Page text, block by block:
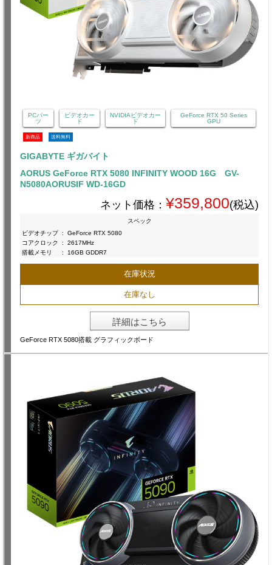
PCパー
ツ
ビデオカー
ド
NVIDIAビデオカー
ド
GeForce RTX 50 Series
GPU
新商品 送料無料
GIGABYTE ギガバイト
AORUS GeForce RTX 5080 INFINITY WOOD 16G GV-
N5080AORUSIF WD-16GD
ネット価格： ¥359,800(税込)
スペック
ビデオチップ :
GeForce RTX 5080
コアクロック
:
2617MHz
搭載メモリ
: 16GB GDDR7
在庫状況
在庫なし
詳細はこちら
GeForce RTX 5080搭載 グラフィックボード